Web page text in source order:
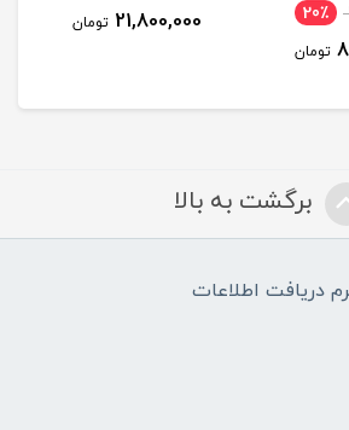
20٪
تومان
21,800,000 تومان
برگشت به بالا
دریافت اطلاعات